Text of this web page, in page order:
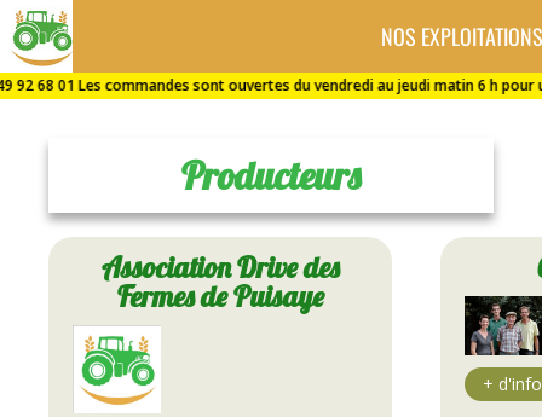
Puisaye
NOS EXPLOITATIONS
Producteurs
Association Drive des
Fermes de Puisaye